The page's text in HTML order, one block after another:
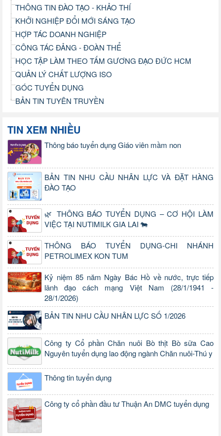
THÔNG TIN ĐÀO TẠO - KHẢO THÍ
KHỞI NGHIỆP ĐỔI MỚI SÁNG TẠO
HỢP TÁC DOANH NGHIỆP
CÔNG TÁC ĐẢNG - ĐOÀN THỂ
HỌC TẬP LÀM THEO TẤM GƯƠNG ĐẠO ĐỨC HCM
QUẢN LÝ CHẤT LƯỢNG ISO
GÓC TUYỂN DỤNG
BẢN TIN TUYÊN TRUYỀN
TIN XEM NHIỀU
Thông báo tuyển dụng Giáo viên mầm non
BẢN TIN NHU CẦU NHÂN LỰC VÀ ĐẶT HÀNG
ĐÀO TẠO
🌿 THÔNG BÁO TUYỂN DỤNG – CƠ HỘI LÀM
VIỆC TẠI NUTIMILK GIA LAI 🐄
THÔNG BÁO TUYỂN DỤNG-CHI NHÁNH
PETROLIMEX KON TUM
Kỷ niệm 85 năm Ngày Bác Hồ về nước, trực tiếp
lãnh đạo cách mạng Việt Nam (28/1/1941 -
28/1/2026)
BẢN TIN NHU CẦU NHÂN LỰC SỐ 1/2026
Công ty Cổ phần Chăn nuôi Bò thịt Bò sữa Cao
Nguyên tuyển dụng lao động ngành Chăn nuôi-Thú y
Thông tin tuyển dụng
Công ty cổ phần đầu tư Thuận An DMC tuyển dụng